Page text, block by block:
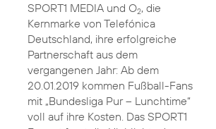
SPORT1 MEDIA und O2, die
Kernmarke von Telefónica
Deutschland, ihre erfolgreiche
Partnerschaft aus dem
vergangenen Jahr: Ab dem
20.01.2019 kommen Fußball-Fans
mit „Bundesliga Pur – Lunchtime“
voll auf ihre Kosten. Das SPORT1